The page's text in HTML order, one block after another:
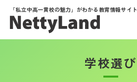
「私立中高一貫校の魅力」がわかる教育情報サイト
アカウント登録
学校選び